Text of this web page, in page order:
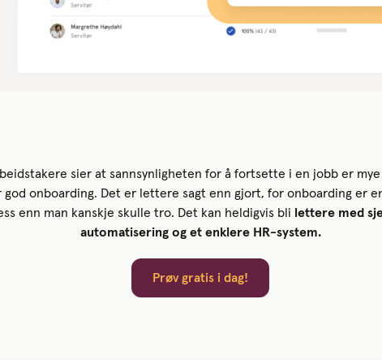
sier at sannsynligheten for å fortsette i en jobb er
god onboarding. Det er lettere sagt enn gjort, for onboarding er
enn man kanskje skulle tro. Det kan heldigvis bli lettere med
automatisering og et enklere HR-system.
Prøv gratis i dag!